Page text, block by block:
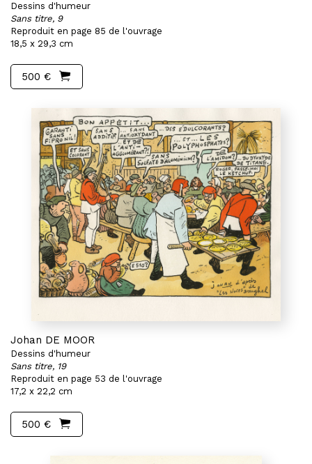
Dessins d'humeur
Sans titre, 9
Reproduit en page 85 de l'ouvrage
18,5 x 29,3 cm
500 €
Johan DE MOOR
Dessins d'humeur
Sans titre, 19
Reproduit en page 53 de l'ouvrage
17,2 x 22,2 cm
500 €